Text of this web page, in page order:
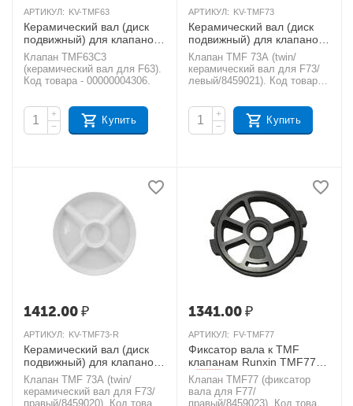
АРТИКУЛ: KV-TMF63
Керамический вал (диск
подвижный) для клапанов
Runxin TMF63, TMF63C3
Клапан TMF63C3
(керамический вал для F63).
Код товара - 00000004306.
+
−
Купить
АРТИКУЛ: KV-TMF73
Керамический вал (диск
подвижный) для клапанов
Runxin TMF73A twin,
TMF73 левый
AКЦИЯ
Клапан TMF 73A (twin/
керамический вал для F73/
левый/8459021). Код товара
+
−
Купить
1412.00₽
АРТИКУЛ: KV-TMF73-R
Керамический вал (диск
подвижный) для клапанов
Runxin TMF73A twin,
TMF73 правый
AКЦИЯ
Клапан TMF 73A (twin/
керамический вал для F73/
правый/8459020). Код товара
1341.00₽
АРТИКУЛ: FV-TMF77
Фиксатор вала к TMF
клапанам Runxin TMF77
Клапан TMF77 (фиксатор
вала для F77/
правый/8459023). Код товара